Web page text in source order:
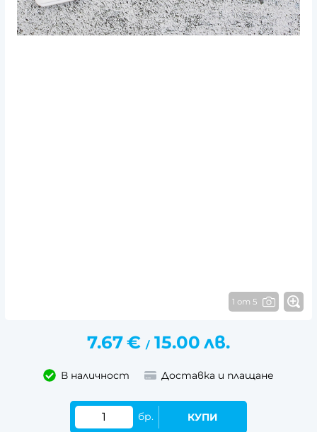
1 от 5
7.67€ / 15.00 лв.
В наличност Доставка и плащане
бр. КУПИ